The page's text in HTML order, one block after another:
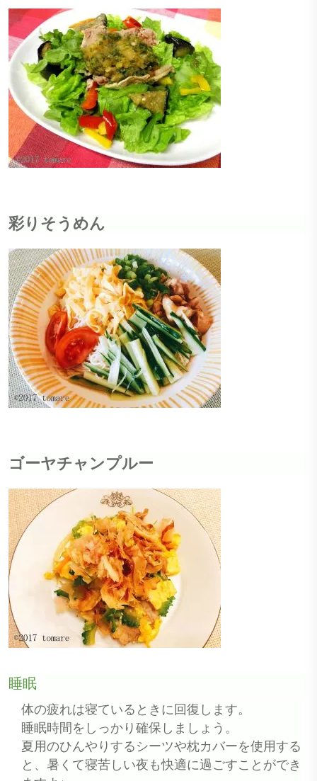
彩りそうめん
ゴーヤチャンプルー
睡眠
体の疲れは寝ているときに回復します。
睡眠時間をしっかり確保しましょう。
夏用のひんやりするシーツや枕カバーを使用する
と、暑くて寝苦しい夜も快適に過ごすことができ